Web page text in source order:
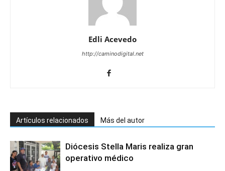
Edli Acevedo
http://caminodigital.net
Artículos relacionados Más del autor
Diócesis Stella Maris realiza gran
operativo médico